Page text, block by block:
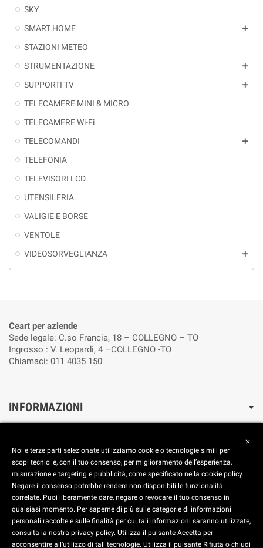
SKY
SMART HOME
add
STAZIONI METEO
STRUMENTAZIONE
add
SUPPORTI TV add
TELECAMERE MINI & MICRO
TELECAMERE Wi-Fi
TELECOMANDI
add
TELEFONIA
TELEVISORI LCD
UTENSILERIA
VALIGIE E BORSE
VENTOLE
VIDEOSORVEGLIANZA
add
Ceart per aziende
Sede legale: C.so Francia, 18 – COLLEGNO – TO
Ingrosso : V. Leopardi, 4 –COLLEGNO -TO
Chiamaci: 011 4035 150
INFORMAZIONI
Privacy Policy
FOOTER
Aggiorna le preferenze dei Cookies
C.E.A.R.T. SRL - Corso Francia, 18 - 10093 Collegno (TO) -
close
Noi e terze parti selezionate utilizziamo cookie o tecnologie simili per
scopi tecnici e, con il tuo consenso, per miglioramento dell’esperienza,
misurazione e targeting e pubblicità, come specificato nella cookie policy.
Negare il consenso potrebbe rendere non disponibili le funzionalità
correlate. Puoi liberamente dare, negare o revocare il tuo consenso in
qualsiasi momento. Per saperne di più sulle categorie di informazioni
personali raccolte e sulle finalità per cui tali informazioni saranno utilizzate,
consulta la nostra privacy policy. Utilizza il pulsante Accetta per
acconsentire all’utilizzo di tali tecnologie. Utilizza il pulsante Rifiuta o chiudi